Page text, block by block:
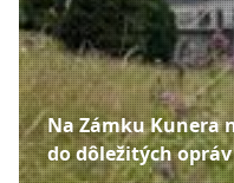
Na Zámku Kunera
do dôležitých opráv